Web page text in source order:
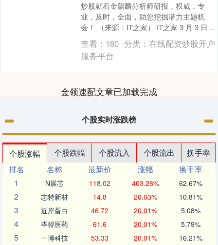
炒股就看金麒麟分析师研报，权威，专
业，及时，全面，助您挖掘潜力主题机
会！ （来源：IT之家） IT之家 3 月 3 日消
息，小米官方今日发布了澎湃 OS 3 B....
查看： 180 分类： 在线配资炒股开户
服务平台
金领速配文章已加载完成
个股实时涨跌榜
个股涨幅 个股跌幅 个股流入 个股流出
换手率
排名
名称 最新价 涨幅
换手率
1
N展芯 118.02 403.28% 62.67%
2 志特新材 14.8 20.03% 10.81%
3 近岸蛋白 46.72 20.01% 5.08%
4 毕得医药 61.6 20.01% 5.79%
5 一博科技 53.33 20.01% 16.21%